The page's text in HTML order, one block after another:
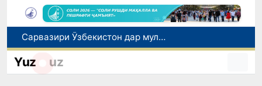
Сарвазири Ӯзбекистон дар мулоқот бо Президенти Қирғизистон дар доираи чорабиниҳои Иттиҳоди иқтисодии АвруОсиё иштирок кард
Дар Қашқадарё анҷумани байналмилалии экологӣ бо иштироки ҷавонон аз нӯҳ кишвар баргузор мешавад
Yuz uz